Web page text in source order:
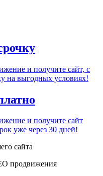
и получите сайт, с
на выгодных условиях!
и получите сайт
уже через 30 дней!
сайта
продвижения